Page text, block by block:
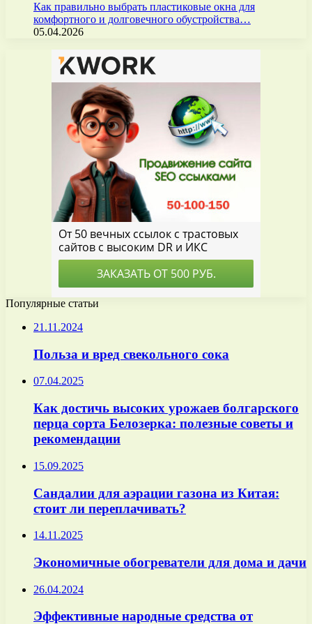
Как правильно выбрать пластиковые окна для
комфортного и долговечного обустройства…
05.04.2026
Популярные статьи
21.11.2024
Польза и вред свекольного сока
07.04.2025
Как достичь высоких урожаев болгарского
перца сорта Белозерка: полезные советы и
рекомендации
15.09.2025
Сандалии для аэрации газона из Китая:
стоит ли переплачивать?
14.11.2025
Экономичные обогреватели для дома и дачи
26.04.2024
Эффективные народные средства от